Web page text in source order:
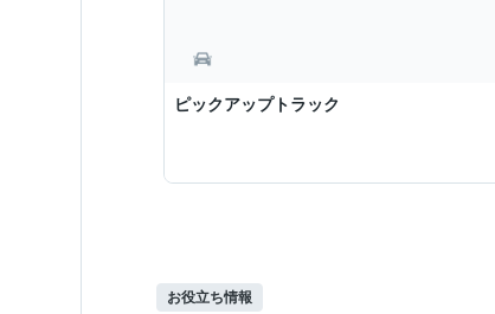
ピックアップトラック
お役立ち情報